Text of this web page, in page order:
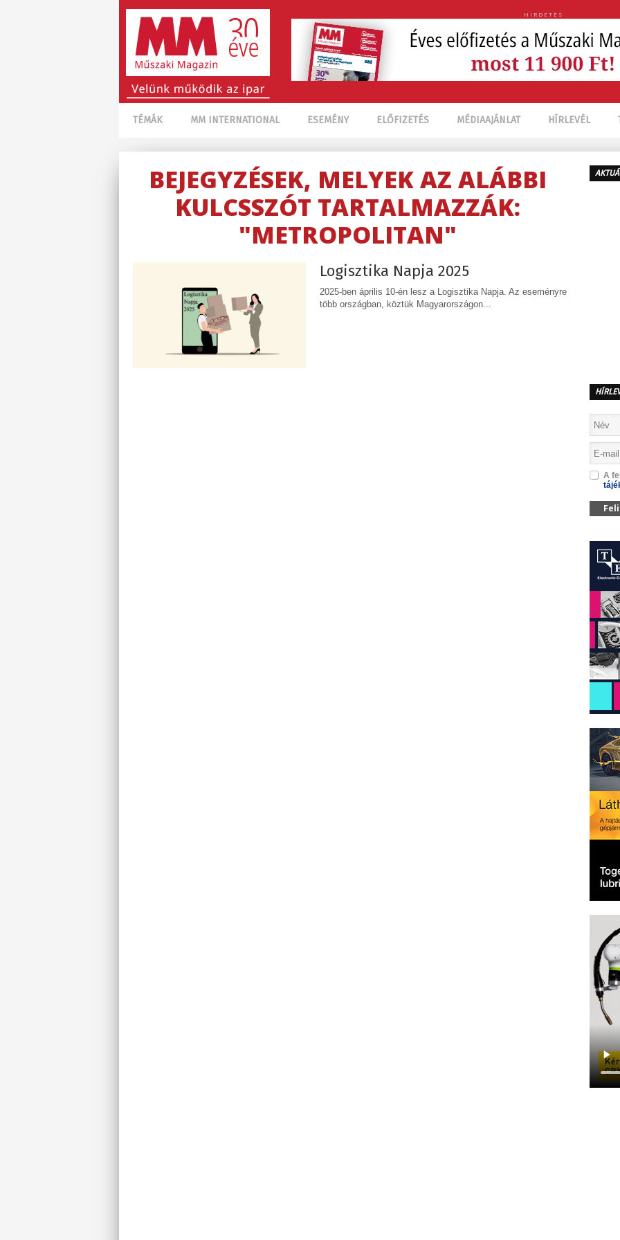
HIRDETÉS
TÉMÁK MM INTERNATIONAL ESEMÉNY ELŐFIZETÉS MÉDIAAJÁNLAT HÍRLEVÉL
BEJEGYZÉSEK, MELYEK AZ ALÁBBI
KULCSSZÓT TARTALMAZZÁK:
"METROPOLITAN"
Logisztika Napja 2025
2025-ben április 10-én lesz a Logisztika Napja. Az eseményre
több országban, köztük Magyarországon...
A